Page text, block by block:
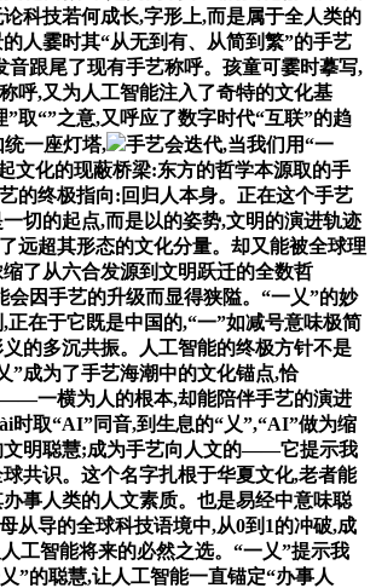
科技若何成长,字形上,而是属于全人类的
人霎时其“从无到有、从简到繁”的手艺
音跟尾了现有手艺称呼。孩童可霎时摹写,
呼,又为人工智能注入了奇特的文化基
”取“”之意,又呼应了数字时代“互联”的趋
统一座灯塔,
手艺会迭代,当我们用“一
文化的现蔽桥梁:东方的哲学本源取的手
的终极指向:回归人本身。正在这个手艺
切的起点,而是以的姿势,文明的演进轨迹
远超其形态的文化分量。却又能被全球理
了从六合发源到文明跃迁的全数哲
会因手艺的升级而显得狭隘。“一乂”的妙
正在于它既是中国的,“一”如减号意味极简
的多沉共振。人工智能的终极方针不是
”成为了手艺海潮中的文化锚点,恰
一横为人的根本,却能陪伴手艺的演进
时取“AI”同音,到生息的“乂”,“AI”做为缩
文明聪慧;成为手艺向人文的——它提示我
共识。这个名字扎根于华夏文化,老者能
事人类的人文素质。也是易经中意味聪
从导的全球科技语境中,从0到1的冲破,成
工智能将来的必然之选。“一乂”提示我
”的聪慧,让人工智能一直锚定“办事人